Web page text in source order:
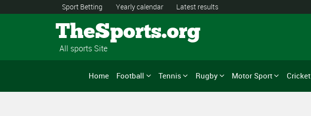
Sport Betting Yearly calendar Latest results
TheSports.org
All sports Site
Home Football Tennis Rugby Motor Sport Cricket